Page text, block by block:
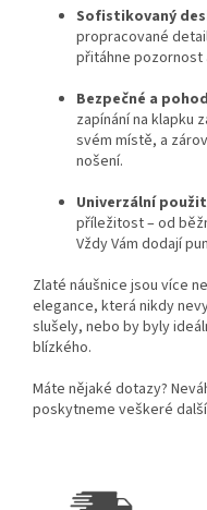
Sofistikovaný
propracované
přitáhne pozornost
Bezpečné a
zapínání na klapku
svém místě, a
nošení.
Univerzální
příležitost – od
Vždy Vám dodají
Zlaté náušnice jsou více
elegance, která nikdy
slušely, nebo by byly
blízkého.
Máte nějaké dotazy?
poskytneme veškeré